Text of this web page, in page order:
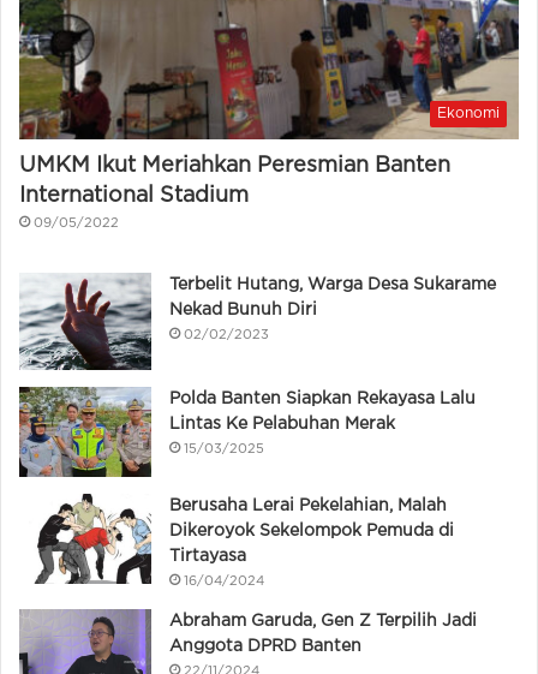
Ekonomi
UMKM Ikut Meriahkan Peresmian Banten
International Stadium
09/05/2022
Terbelit Hutang, Warga Desa Sukarame
Nekad Bunuh Diri
02/02/2023
Polda Banten Siapkan Rekayasa Lalu
Lintas Ke Pelabuhan Merak
15/03/2025
Berusaha Lerai Pekelahian, Malah
Dikeroyok Sekelompok Pemuda di
Tirtayasa
16/04/2024
Abraham Garuda, Gen Z Terpilih Jadi
Anggota DPRD Banten